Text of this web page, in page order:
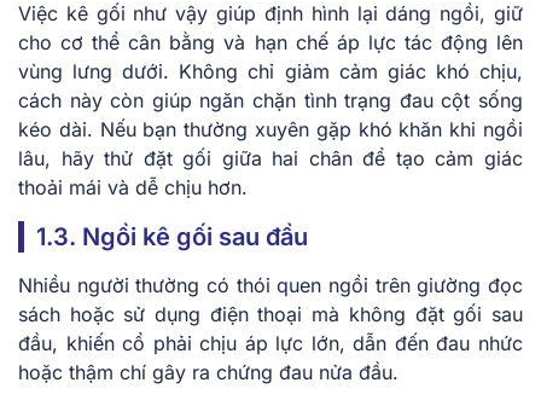
Việc kê gối như vậy giúp định hình lại dáng ngồi, giữ
cho cơ thể cân bằng và hạn chế áp lực tác động lên
vùng lưng dưới. Không chỉ giảm cảm giác khó chịu,
cách này còn giúp ngăn chặn tình trạng đau cột sống
kéo dài. Nếu bạn thường xuyên gặp khó khăn khi ngồi
lâu, hãy thử đặt gối giữa hai chân để tạo cảm giác
thoải mái và dễ chịu hơn.
1.3. Ngồi kê gối sau đầu
Nhiều người thường có thói quen ngồi trên giường đọc
sách hoặc sử dụng điện thoại mà không đặt gối sau
đầu, khiến cổ phải chịu áp lực lớn, dẫn đến đau nhức
hoặc thậm chí gây ra chứng đau nửa đầu.